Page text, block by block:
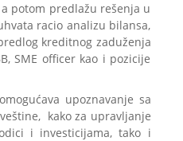
potom predlažu rešenja u
racio analizu bilansa,
kreditnog zaduženja
SME officer kao i pozicije
upoznavanje sa
kako za upravljanje
i investicijama, tako i